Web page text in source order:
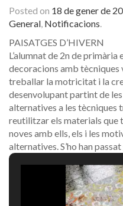
Posted on 18 de gener de
General, Notificacions.
PAISATGES D’HIVERN
L’alumnat de 2n de
decoracions amb tècniques
treballar la motricitat i la
desenvolupant partint de
alternatives a les tècniques
reutilitzar els materials que
noves amb ells, els i les
alternatives. S’ho han